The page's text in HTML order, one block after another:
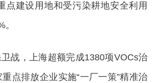
点建设用地和受污染耕地安全利用
，上海超额完成1380项VOCs治
点排放企业实施“一厂一策”精准治